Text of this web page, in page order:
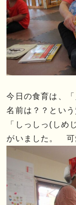
今日の食育は、
名前は？？とい
「しっしっ(しめ
がいました。 可